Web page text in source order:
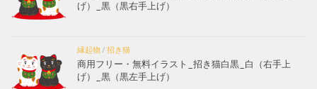
げ）_黒（黒右手上げ）
縁起物/ 招き猫
商用フリー・無料イラスト_招き猫白黒_白（右手上
げ）_黒（黒左手上げ）